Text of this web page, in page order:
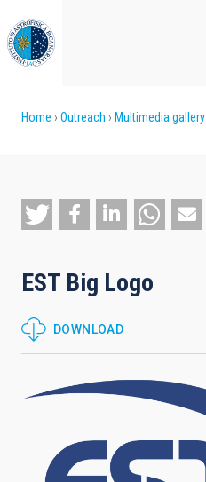
to
main
content
Breadcrumb
Home Outreach Multimedia gallery
EST Big Logo
DOWNLOAD